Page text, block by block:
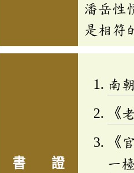
潘岳性
是相符
書 證
南
《
《
一